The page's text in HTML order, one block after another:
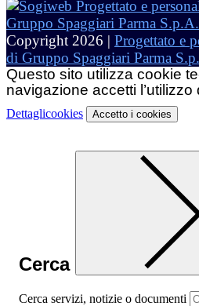
Copyright 2026 | Progettato e
di Gruppo Spaggiari Parma
Questo sito utilizza cookie
navigazione accetti l’utilizzo
Dettaglicookies Accetto i cookies
Cerca
Cerca servizi, notizie o documenti